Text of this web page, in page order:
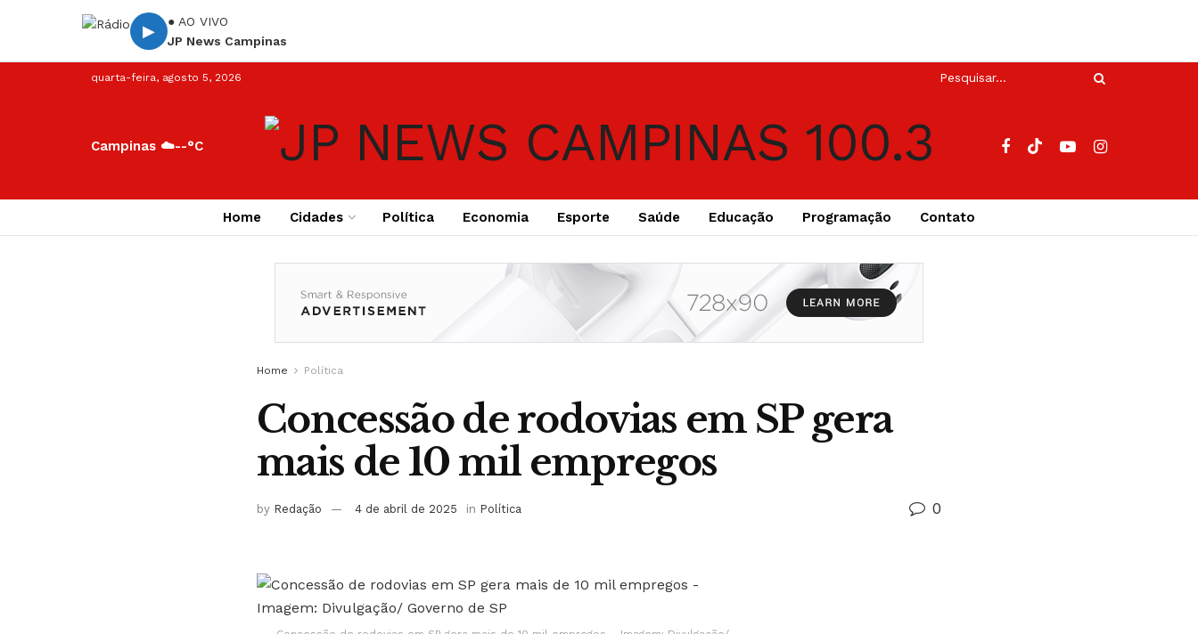
▶
● AO VIVO
JP News Campinas
quarta-feira, agosto 5, 2026
Campinas ☁️--°C
Home Cidades Política Economia Esporte Saúde Educação Programação Contato
Home Política
Concessão de rodovias em SP gera
mais de 10 mil empregos
by Redação 4 de abril de 2025 in Política 0